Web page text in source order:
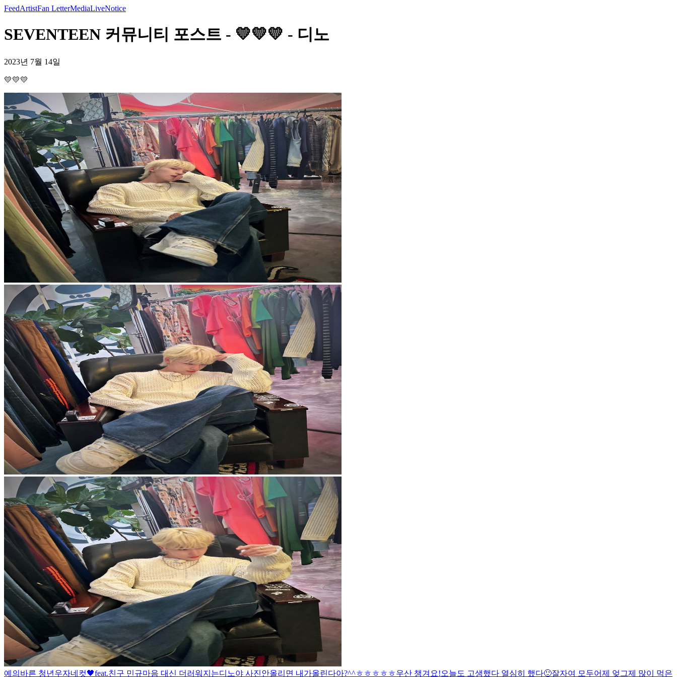
FeedArtistFan LetterMediaLiveNotice
SEVENTEEN 커뮤니티 포스트 - 💛💛💛 - 디노
2023년 7월 14일
💛💛💛
예의바른 청년 우자네컷🖤feat.친구 민규마음 대신 더러워지는디노야 사진안올리면 내가올린다아?^^ㅎㅎㅎㅎㅎ우산 챙겨요!오늘도 고생했다 열심히 했다🙂잘자여 모두어제 엊그제 많이 먹은